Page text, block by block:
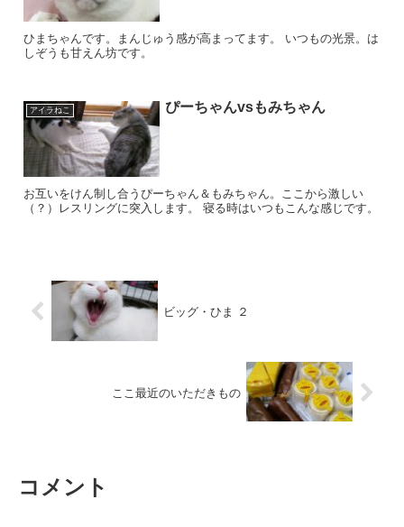
ひまちゃんです。まんじゅう感が高まってます。 いつもの光景。は
しぞうも甘えん坊です。
アイラねこ ぴーちゃんvsもみちゃん
お互いをけん制し合うぴーちゃん＆もみちゃん。ここから激しい
（？）レスリングに突入します。 寝る時はいつもこんな感じです。
ビッグ・ひま ２
ここ最近のいただきもの
コメント